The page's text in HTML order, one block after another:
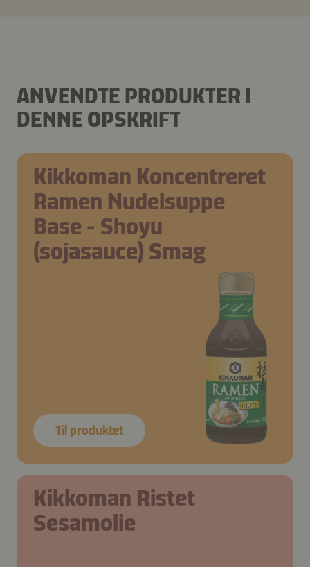
ANVENDTE PRODUKTER I
DENNE OPSKRIFT
Kikkoman Koncentreret
Ramen Nudelsuppe
Base - Shoyu
(sojasauce) Smag
Til produktet
Kikkoman Ristet
Sesamolie